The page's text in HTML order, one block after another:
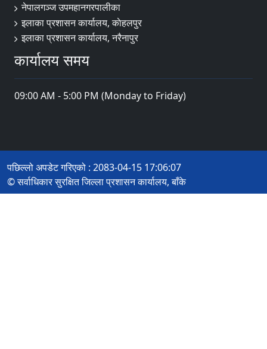
नेपालगञ्ज उपमहानगरपालीका
इलाका प्रशासन कार्यालय, काेहलपुर
इलाका प्रशासन कार्यालय, नरैनापुर
कार्यालय समय
09:00 AM - 5:00 PM (Monday to Friday)
पछिल्लो अपडेट गरिएको : 2083-04-15 17:06:07
© सर्वाधिकार सुरक्षित जिल्ला प्रशासन कार्यालय, बाँके